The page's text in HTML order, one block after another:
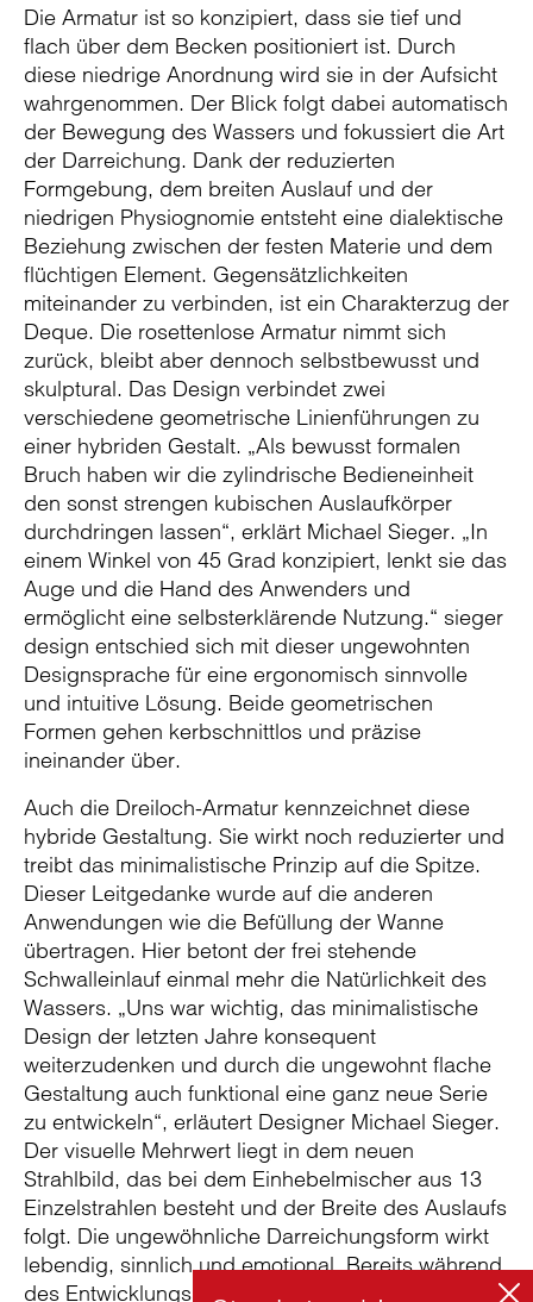
Die Armatur ist so konzipiert, dass sie tief und
flach über dem Becken positioniert ist. Durch
diese niedrige Anordnung wird sie in der Aufsicht
wahrgenommen. Der Blick folgt dabei automatisch
der Bewegung des Wassers und fokussiert die Art
der Darreichung. Dank der reduzierten
Formgebung, dem breiten Auslauf und der
niedrigen Physiognomie entsteht eine dialektische
Beziehung zwischen der festen Materie und dem
flüchtigen Element. Gegensätzlichkeiten
miteinander zu verbinden, ist ein Charakterzug der
Deque. Die rosettenlose Armatur nimmt sich
zurück, bleibt aber dennoch selbstbewusst und
skulptural. Das Design verbindet zwei
verschiedene geometrische Linienführungen zu
einer hybriden Gestalt. „Als bewusst formalen
Bruch haben wir die zylindrische Bedieneinheit
den sonst strengen kubischen Auslaufkörper
durchdringen lassen“, erklärt Michael Sieger. „In
einem Winkel von 45 Grad konzipiert, lenkt sie das
Auge und die Hand des Anwenders und
ermöglicht eine selbsterklärende Nutzung.“ sieger
design entschied sich mit dieser ungewohnten
Designsprache für eine ergonomisch sinnvolle
und intuitive Lösung. Beide geometrischen
Formen gehen kerbschnittlos und präzise
ineinander über.
Auch die Dreiloch-Armatur kennzeichnet diese
hybride Gestaltung. Sie wirkt noch reduzierter und
treibt das minimalistische Prinzip auf die Spitze.
Dieser Leitgedanke wurde auf die anderen
Anwendungen wie die Befüllung der Wanne
übertragen. Hier betont der frei stehende
Schwalleinlauf einmal mehr die Natürlichkeit des
Wassers. „Uns war wichtig, das minimalistische
Design der letzten Jahre konsequent
weiterzudenken und durch die ungewohnt flache
Gestaltung auch funktional eine ganz neue Serie
zu entwickeln“, erläutert Designer Michael Sieger.
Der visuelle Mehrwert liegt in dem neuen
Strahlbild, das bei dem Einhebelmischer aus 13
Einzelstrahlen besteht und der Breite des Auslaufs
folgt. Die ungewöhnliche Darreichungsform wirkt
lebendig, sinnlich und emotional. Bereits während
des Entwicklungsprozesses erhielt sie den